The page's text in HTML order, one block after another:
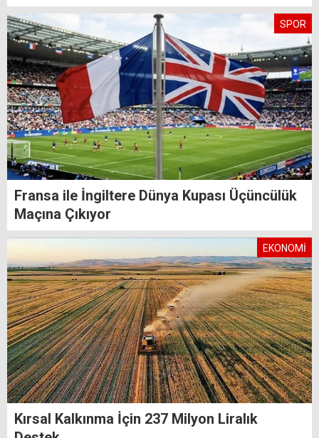
SPOR
Fransa ile İngiltere Dünya Kupası Üçüncülük
Maçına Çıkıyor
EKONOMİ
Kırsal Kalkınma İçin 237 Milyon Liralık